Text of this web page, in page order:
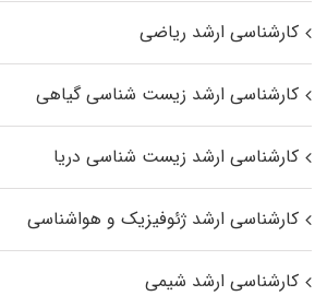
کارشناسی ارشد ریاضی
کارشناسی ارشد زیست‌ شناسی گیاهی
کارشناسی ارشد زیست‌ شناسی دریا
کارشناسی ارشد ژئوفیزیک و هواشناسی
کارشناسی ارشد شیمی